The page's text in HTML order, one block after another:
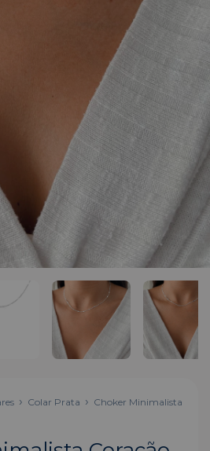
Colar Prata
Choker Minimalista